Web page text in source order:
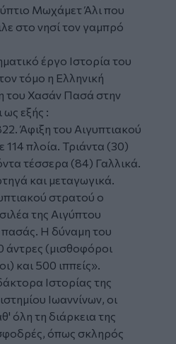
Μωχάμετ Άλι που
στο νησί τον γαμπρό
έργο Ιστορία του
τόμο η Ελληνική
του Χασάν Πασά στην
εξής :
Άφιξη του Αιγυπτιακού
πλοία. Τριάντα (30)
τέσσερα (84) Γαλλικά.
και μεταγωγικά.
στρατού ο
της Αιγύπτου
Η δύναμη του
άντρες (μισθοφόροι
και 500 ιππείς».
Ιστορίας της
Ιωαννίνων, οι
όλη τη διάρκεια της
όπως σκληρός